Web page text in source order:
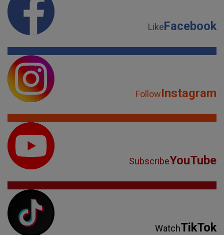
LikeFacebook
FollowInstagram
SubscribeYouTube
WatchTikTok